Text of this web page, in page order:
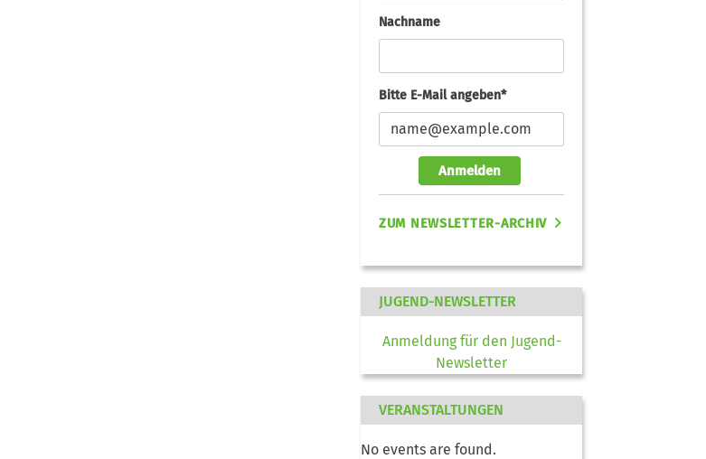
Nachname
Bitte E-Mail angeben*
Anmelden
ZUM NEWSLETTER-ARCHIV
JUGEND-NEWSLETTER
Anmeldung für den Jugend-
Newsletter
VERANSTALTUNGEN
No events are found.